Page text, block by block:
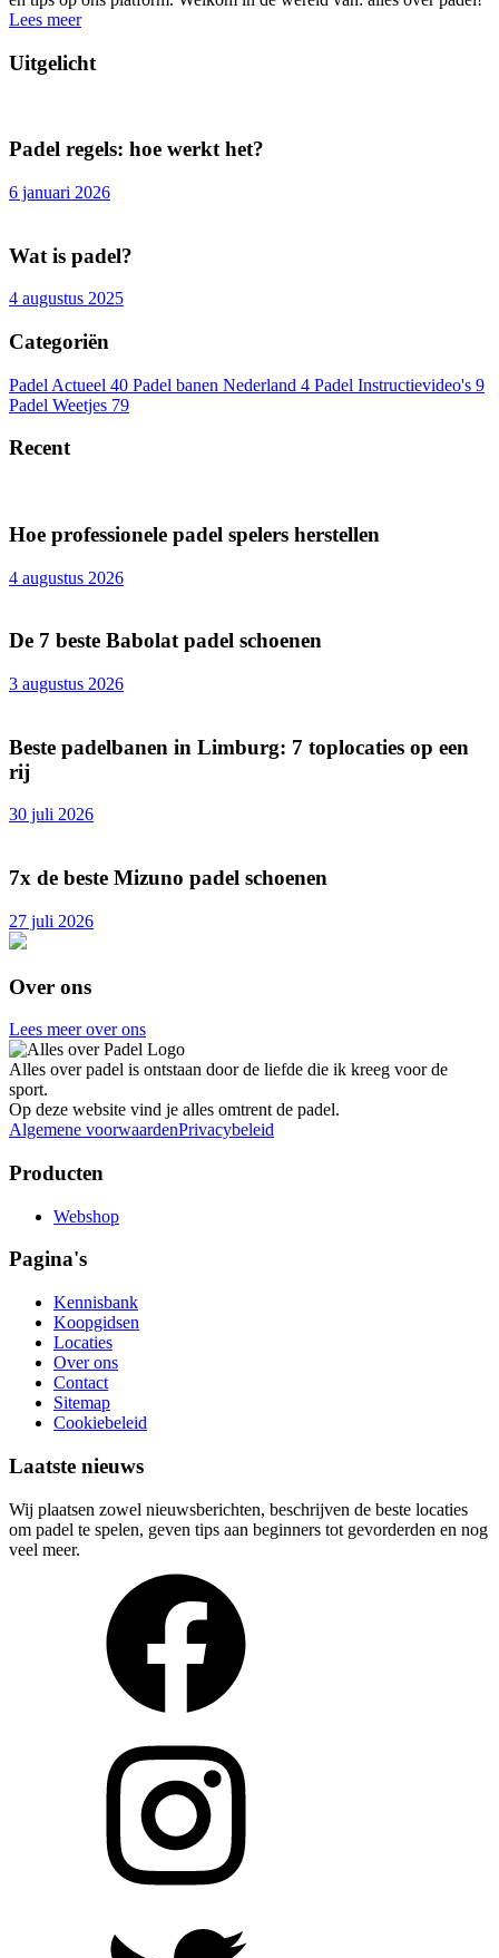
Lees meer
Uitgelicht
Padel regels: hoe werkt het?
6 januari 2026
Wat is padel?
4 augustus 2025
Categoriën
Padel Actueel 40 Padel banen Nederland 4 Padel Instructievideo's 9
Padel Weetjes 79
Recent
Hoe professionele padel spelers herstellen
4 augustus 2026
De 7 beste Babolat padel schoenen
3 augustus 2026
Beste padelbanen in Limburg: 7 toplocaties op een
rij
30 juli 2026
7x de beste Mizuno padel schoenen
27 juli 2026
Over ons
Lees meer over ons
Alles over padel is ontstaan door de liefde die ik kreeg voor de
sport.
Op deze website vind je alles omtrent de padel.
Algemene voorwaardenPrivacybeleid
Producten
Webshop
Pagina's
Kennisbank
Koopgidsen
Locaties
Over ons
Contact
Sitemap
Cookiebeleid
Laatste nieuws
Wij plaatsen zowel nieuwsberichten, beschrijven de beste locaties
om padel te spelen, geven tips aan beginners tot gevorderden en nog
veel meer.